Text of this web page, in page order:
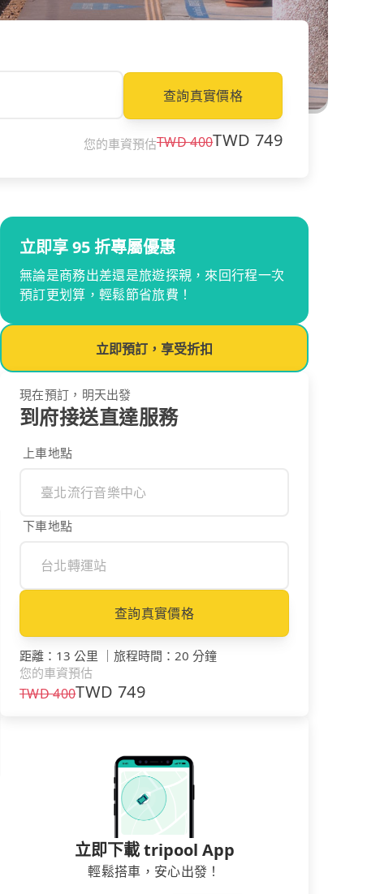
查詢真實價格
您的車資預估TWD400TWD 749
立即享 95 折專屬優惠
無論是商務出差還是旅遊探親，來回行程一次
預訂更划算，輕鬆節省旅費！
立即預訂，享受折扣
現在預訂，明天出發
到府接送直達服務
上車地點
下車地點
查詢真實價格
距離 ： 13 公里 ｜ 旅程時間 ： 20 分鐘
您的車資預估
TWD400TWD 749
立即下載 tripool App
輕鬆搭車，安心出發！